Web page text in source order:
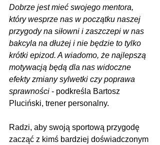
Dobrze jest mieć swojego mentora,
który wesprze nas w początku naszej
przygody na siłowni i zaszczepi w nas
bakcyla na dłużej i nie będzie to tylko
krótki epizod. A wiadomo, że najlepszą
motywacją będą dla nas widoczne
efekty zmiany sylwetki czy poprawa
sprawności - podkreśla Bartosz
Pluciński, trener personalny.
Radzi, aby swoją sportową przygodę
zacząć z kimś bardziej doświadczonym